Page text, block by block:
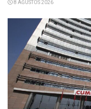
8 AĞUSTOS 2026